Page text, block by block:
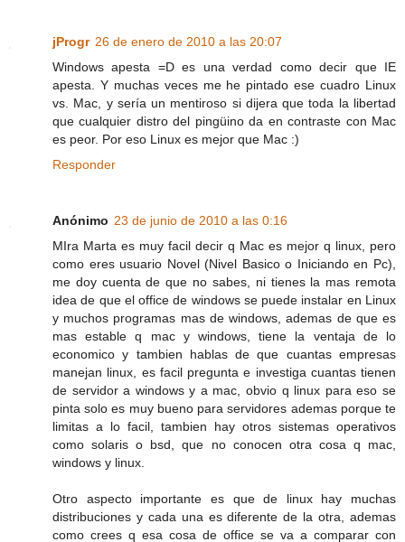
jProgr 26 de enero de 2010 a las 20:07
Windows apesta =D es una verdad como decir que IE
apesta. Y muchas veces me he pintado ese cuadro Linux
vs. Mac, y sería un mentiroso si dijera que toda la libertad
que cualquier distro del pingüino da en contraste con Mac
es peor. Por eso Linux es mejor que Mac :)
Responder
Anónimo 23 de junio de 2010 a las 0:16
MIra Marta es muy facil decir q Mac es mejor q linux, pero
como eres usuario Novel (Nivel Basico o Iniciando en Pc),
me doy cuenta de que no sabes, ni tienes la mas remota
idea de que el office de windows se puede instalar en Linux
y muchos programas mas de windows, ademas de que es
mas estable q mac y windows, tiene la ventaja de lo
economico y tambien hablas de que cuantas empresas
manejan linux, es facil pregunta e investiga cuantas tienen
de servidor a windows y a mac, obvio q linux para eso se
pinta solo es muy bueno para servidores ademas porque te
limitas a lo facil, tambien hay otros sistemas operativos
como solaris o bsd, que no conocen otra cosa q mac,
windows y linux.
Otro aspecto importante es que de linux hay muchas
distribuciones y cada una es diferente de la otra, ademas
como crees q esa cosa de office se va a comparar con